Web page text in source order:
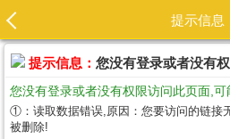
提示信息
提示信息： 您没有登录或者没有
您没有登录或者没有权限访问此页面,
①：读取数据错误,原因：您要访问的链接
被删除!